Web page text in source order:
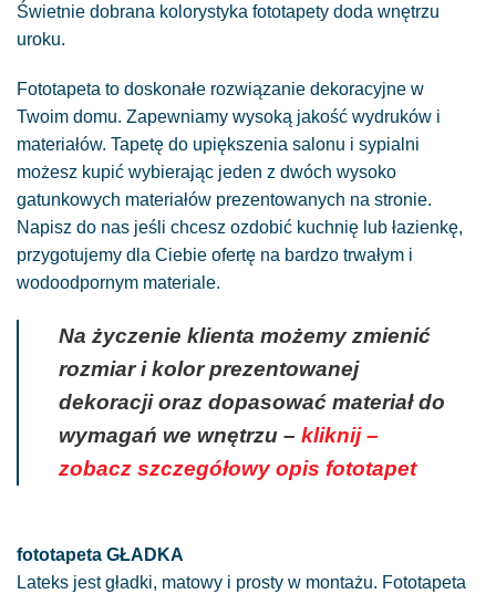
Świetnie dobrana kolorystyka fototapety doda wnętrzu
uroku.
Fototapeta to doskonałe rozwiązanie dekoracyjne w
Twoim domu. Zapewniamy wysoką jakość wydruków i
materiałów. Tapetę do upiększenia salonu i sypialni
możesz kupić wybierając jeden z dwóch wysoko
gatunkowych materiałów prezentowanych na stronie.
Napisz do nas jeśli chcesz ozdobić kuchnię lub łazienkę,
przygotujemy dla Ciebie ofertę na bardzo trwałym i
wodoodpornym materiale.
Na życzenie klienta możemy zmienić
rozmiar i kolor prezentowanej
dekoracji oraz dopasować materiał do
wymagań we wnętrzu – kliknij –
zobacz szczegółowy opis fototapet
fototapeta GŁADKA
Lateks jest gładki, matowy i prosty w montażu. Fototapeta